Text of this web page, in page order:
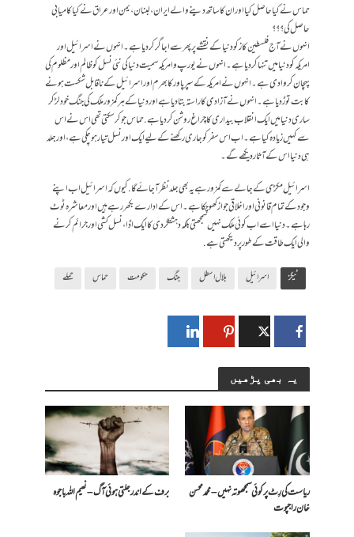
حماس نے کیا حاصل کیا اور ان کا ساتھ دینے والے ایران، لبنان، یمن اور عراق نے کیا کامیابی
حاصل کی ؟؟؟
انہوں نے آج فلسطین کاز کو دنیا کے نقشے پر پھر سے اجاگر کر دیا ہے ۔ انہوں نے اسرائیل اور
امریکہ کو دنیا میں تنہا کر دیا ہے ۔ انہوں نے یورپ و امریکہ سمیت دنیا کی نئی نسل کو ظالم اور مظلوم کی
پہچان کروا دی ہے ۔ انہوں نے امریکہ کے سپر پاور کا بھرم اور اسرائیل کے ناقابل شکست ہونے
کا بت توڑ دیا ہے ۔ انہوں نے آزادی کا راستہ بتا دیا ہے اور دنیا کے ہر کمزور ملک کی جنگ خود لڑ کر
ساری دنیا میں ایک انقلاب بیداری کا چراغ روشن کر دیا ہے. حماس جو کر سکتی تھی اس نے اس
سے کہیں زیادہ کیا ہے۔ اب اس سفر کو جاری رکھنے کے لیے ایک اور نسل تیار ہوچکی ہے، اور جلد
ہی دنیا اس کے آثار دیکھے گے۔
اسرائیل مکڑی کے جالے سے کمزور ہے یہ بھی جلد نظر آجائے گا . کیوں کہ اسرائیل اب اپنے
وجود کے تمام قانونی اور اخلاقی جواز کھو چکا ہے ۔ اس کے ادارے بکھر رہے ہیں اور معاشرہ ٹوٹ
رہا ہے۔ دنیا اسے اب کوئی ملک نہیں سمجھتی بلکہ دہشتگردی کا ایک اڈا، نسل کشی اور جرائم کرنے
والی ایک طاقت کے طور پر دیکھتی ہے.
ٹیگز اسرائیل بلال اسطل جنگ حکومت حماس حملے
یہ بھی پڑھیں
ریاست کی رِٹ پر کوئی سمجھوتہ نہیں – محمد محسن
خان راجپوت
برف کے اندر جلتی ہوئی آگ – نعیم اللہ باجوہ